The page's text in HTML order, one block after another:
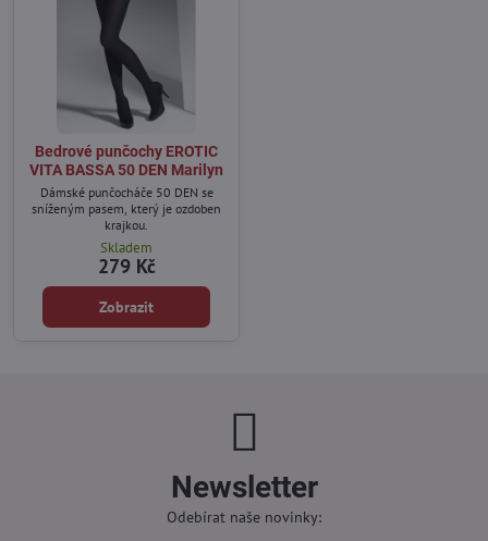
Bedrové punčochy EROTIC
VITA BASSA 50 DEN Marilyn
Dámské punčocháče 50 DEN se
sníženým pasem, který je ozdoben
krajkou.
Skladem
279 Kč
Zobrazit
Newsletter
Odebírat naše novinky: